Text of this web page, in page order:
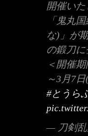
開催い
「鬼丸
な)」が
の鍛刀に
＜開催
～3月7
#とうら
— 刀剣乱